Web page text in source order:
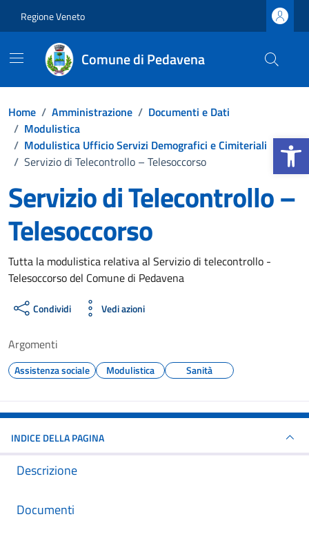
Regione Veneto
Comune di Pedavena
Home / Amministrazione / Documenti e Dati
/ Modulistica
/ Modulistica Ufficio Servizi Demografici e Cimiteriali
/ Servizio di Telecontrollo – Telesoccorso
Servizio di Telecontrollo –
Telesoccorso
Dettagli del documento
Tutta la modulistica relativa al Servizio di telecontrollo -
Telesoccorso del Comune di Pedavena
Condividi Vedi azioni
Argomenti
Assistenza sociale Modulistica Sanità
INDICE DELLA PAGINA
Descrizione
Documenti
Apri la